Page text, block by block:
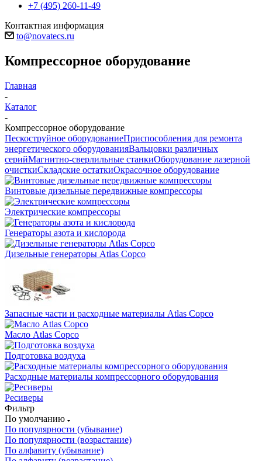
+7 (495) 260-11-49
Контактная информация
to@novatecs.ru
Компрессорное оборудование
Главная
-
Каталог
-
Компрессорное оборудование
Пескоструйное оборудованиеПриспособления для ремонта
энергетического оборудованияВальцовки различных
серийМагнитно-сверлильные станкиОборудование лазерной
очисткиСкладские остаткиОкрасочное оборудование
Винтовые дизельные передвижные компрессоры
Электрические компрессоры
Генераторы азота и кислорода
Дизельные генераторы Atlas Copco
Запасные части и расходные материалы Atlas Copco
Масло Atlas Copco
Подготовка воздуха
Расходные материалы компрессорного оборудования
Ресиверы
Фильтр
По умолчанию
По популярности (убывание)
По популярности (возрастание)
По алфавиту (убывание)